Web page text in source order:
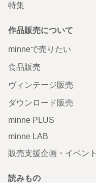
特集
作品販売について
minneで売りたい
食品販売
ヴィンテージ販売
ダウンロード販売
minne PLUS
minne LAB
販売支援企画・イベント
読みもの